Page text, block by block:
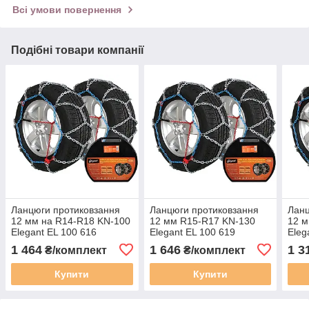
Всі умови повернення
Подібні товари компанії
Ланцюги протиковзання
12 мм на R14-R18 KN-100
Elegant EL 100 616
1 464 ₴/комплект
Купити
Ланцюги протиковзання
12 мм R15-R17 KN-130
Elegant EL 100 619
1 646₴/комплект
Купити
12
1